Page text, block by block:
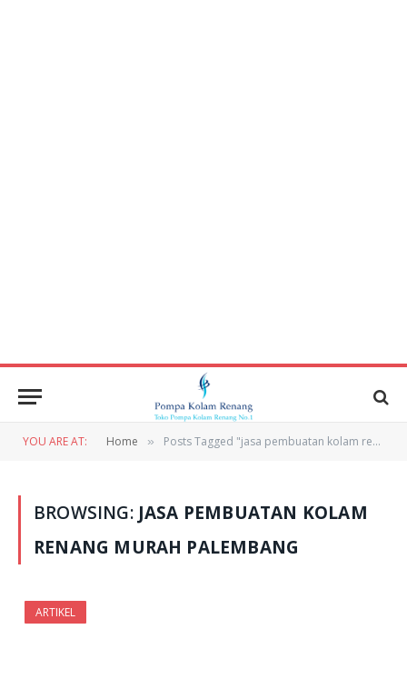
YOU ARE AT: Home » Posts Tagged "jasa pembuatan kolam renang murah palembang"
BROWSING: JASA PEMBUATAN KOLAM
RENANG MURAH PALEMBANG
ARTIKEL